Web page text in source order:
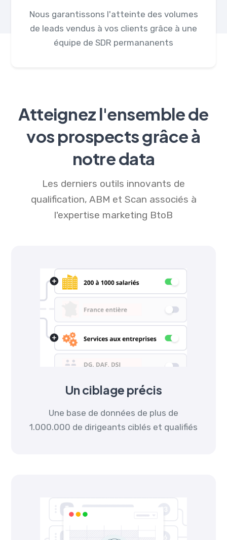
Nous garantissons l'atteinte des volumes
de leads vendus à vos clients grâce à une
équipe de SDR permananents
Atteignez l'ensemble de
vos prospects grâce à
notre data
Les derniers outils innovants de
qualification, ABM et Scan associés à
l'expertise marketing BtoB
Un ciblage précis
Une base de données de plus de
1.000.000 de dirigeants ciblés et qualifiés